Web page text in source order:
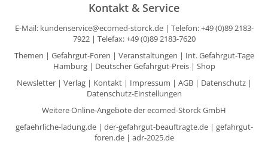
Kontakt & Service
E-Mail: kundenservice@ecomed-storck.de| Telefon: +49 (0)89 2183-
7922 | Telefax: +49 (0)89 2183-7620
Themen | Gefahrgut-Foren | Veranstaltungen | Int. Gefahrgut-Tage
Hamburg| Deutscher Gefahrgut-Preis| Shop
Newsletter| Verlag| Kontakt| Impressum | AGB| Datenschutz|
Datenschutz-Einstellungen
Weitere Online-Angebote der ecomed-Storck GmbH
gefaehrliche-ladung.de| der-gefahrgut-beauftragte.de| gefahrgut-
foren.de| adr-2025.de